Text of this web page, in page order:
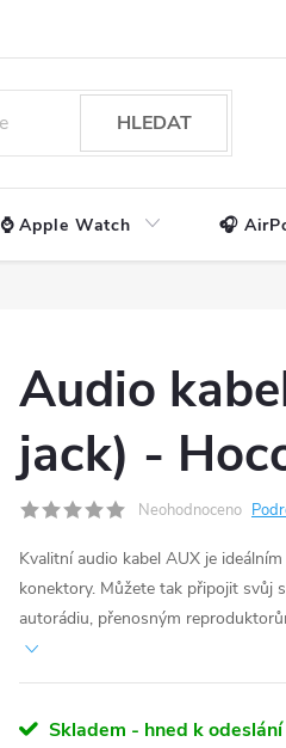
HLEDAT
⌚ Apple Watch 🎧
Audio
jack) -
Neohodnoceno
Kvalitní audio kabel AUX je
konektory. Můžete tak připojit svůj
autorádiu, přenosným
Skladem - hned k odeslání